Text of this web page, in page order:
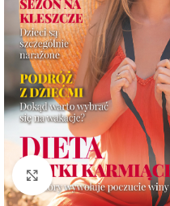
Kliknij aby powiększyć